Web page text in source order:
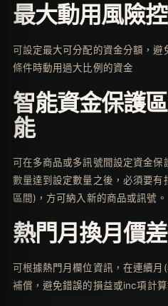
最大動用風險
可設定最大可分配的資金分額，
條件時動用過大比例的資金
智能資金保護
能
可在多商品或多訊號間設定資金
數量達到設定數量之後，必須要
區間)，方可納入新的商品或訊號。
熱門月換月價
可根據熱門月欄位資訊，在連續
補償，避免錯誤的損益或inc項計